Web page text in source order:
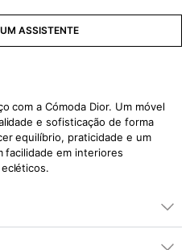
ASSISTENTE
com a Cómoda Dior. Um móvel
e sofisticação de forma
equilíbrio, praticidade e um
em interiores